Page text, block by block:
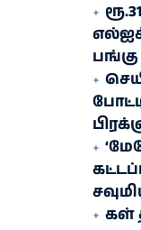
கள்